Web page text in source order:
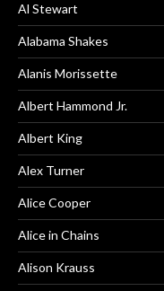
Al Stewart
Alabama Shakes
Alanis Morissette
Albert Hammond Jr.
Albert King
Alex Turner
Alice Cooper
Alice in Chains
Alison Krauss